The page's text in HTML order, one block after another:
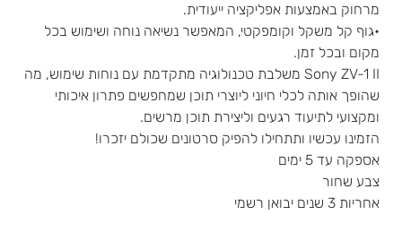
מרחוק באמצעות אפליקציה ייעודית.
•גוף קל משקל וקומפקטי, המאפשר נשיאה נוחה ושימוש בכל
מקום ובכל זמן.
Sony ZV-1 II משלבת טכנולוגיה מתקדמת עם נוחות שימוש, מה
שהופך אותה לכלי חיוני ליוצרי תוכן שמחפשים פתרון איכותי
ומקצועי לתיעוד רגעים וליצירת תוכן מרשים.
הזמינו עכשיו ותתחילו להפיק סרטונים שכולם יזכרו!
אספקה עד 5 ימים
צבע שחור
אחריות 3 שנים יבואן רשמי